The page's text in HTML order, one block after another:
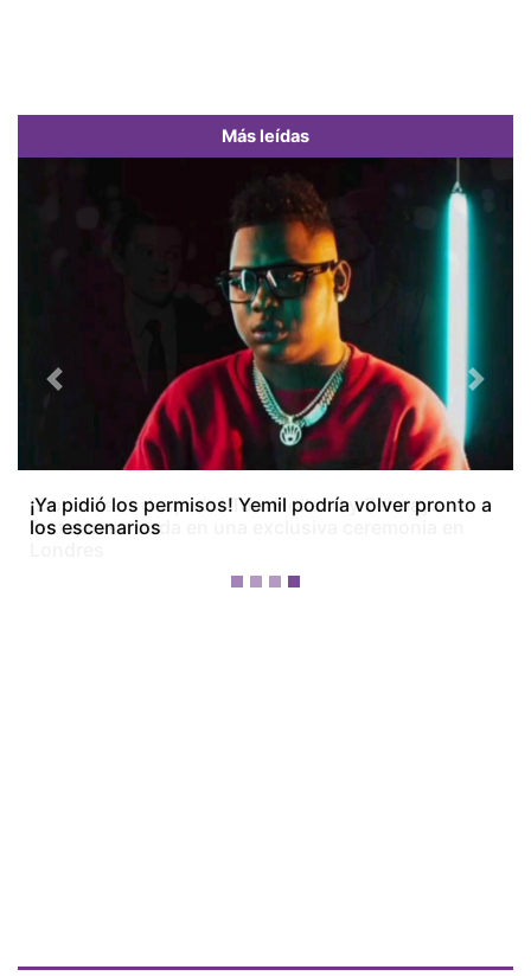
Más leídas
¡Dos meses después! Tom Holland y Zendaya
festejan su boda en una exclusiva ceremonia en
Previous Next